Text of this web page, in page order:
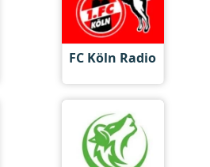
FC Köln Radio